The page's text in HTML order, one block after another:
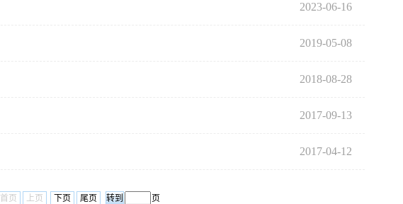
2023-06-16
2019-05-08
2018-08-28
2017-09-13
2017-04-12
首页 上页 下页 尾页 页